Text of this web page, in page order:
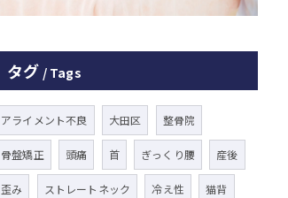
タグ Tags
アライメント不良 大田区 整骨院
骨盤矯正 頭痛 首 ぎっくり腰 産後
歪み ストレートネック 冷え性 猫背